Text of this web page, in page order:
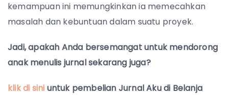
kemampuan ini memungkinkan ia memecahkan
masalah dan kebuntuan dalam suatu proyek.
Jadi, apakah Anda bersemangat untuk mendorong
anak menulis jurnal sekarang juga?
klik di sini untuk pembelian Jurnal Aku di Belanja